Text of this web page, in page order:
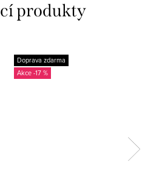
produkty
Doprava zdarma
-17 %